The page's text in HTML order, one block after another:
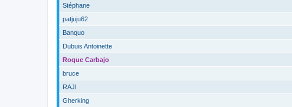
Stéphane
patjuju62
Banquo
Dubuis Antoinette
Roque Carbajo
bruce
RAJI
Gherking